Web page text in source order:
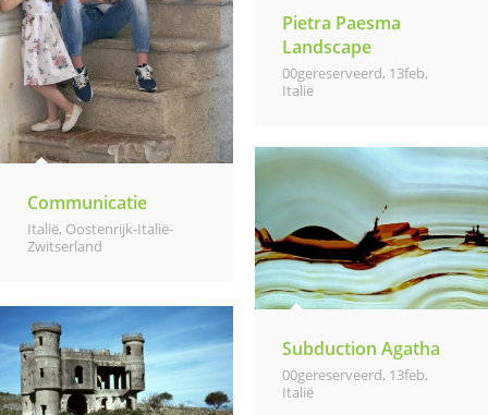
Communicatie
Italië, Oostenrijk-Italië-
Zwitserland
Pietra Paesma
Landscape
00gereserveerd, 13feb,
Italië
Subduction Agatha
00gereserveerd, 13feb,
Italië